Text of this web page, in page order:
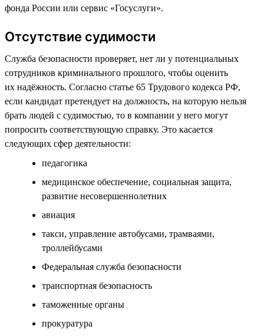
фонда России или сервис «Госуслуги».
Отсутствие судимости
Служба безопасности проверяет, нет ли у потенциальных
сотрудников криминального прошлого, чтобы оценить
их надёжность. Согласно статье 65 Трудового кодекса РФ,
если кандидат претендует на должность, на которую нельзя
брать людей с судимостью, то в компании у него могут
попросить соответствующую справку. Это касается
следующих сфер деятельности:
педагогика
медицинское обеспечение, социальная защита,
развитие несовершеннолетних
авиация
такси, управление автобусами, трамваями,
троллейбусами
Федеральная служба безопасности
транспортная безопасность
таможенные органы
прокуратура